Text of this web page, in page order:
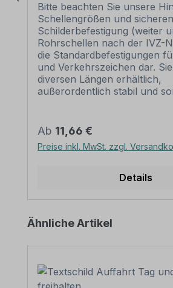
Bitte beachten Sie unsere
Schellengrößen und sicheren
Schilderbefestigung (weiter
Rohrschellen nach der IVZ-
die Standardbefestigungen
und Verkehrszeichen dar.
diversen Längen erhältlich,
außerordentlich stabil und
eine sichere Befestigung von
einer Höhe über 200 mm
Rohrschellen benötigt.
Norm: nach IVZ Material:
Verschrauben
Schilderbefestigung:
Rohrschelle, 2 Schrauben
beachten Sie: Für eine
von Schildern mit einer Höhe
Regulärer Preis:
Ab 11,66 €
Preise inkl. MwSt. zzgl.
Details
Produktgalerie überspringen
Ähnliche Artikel